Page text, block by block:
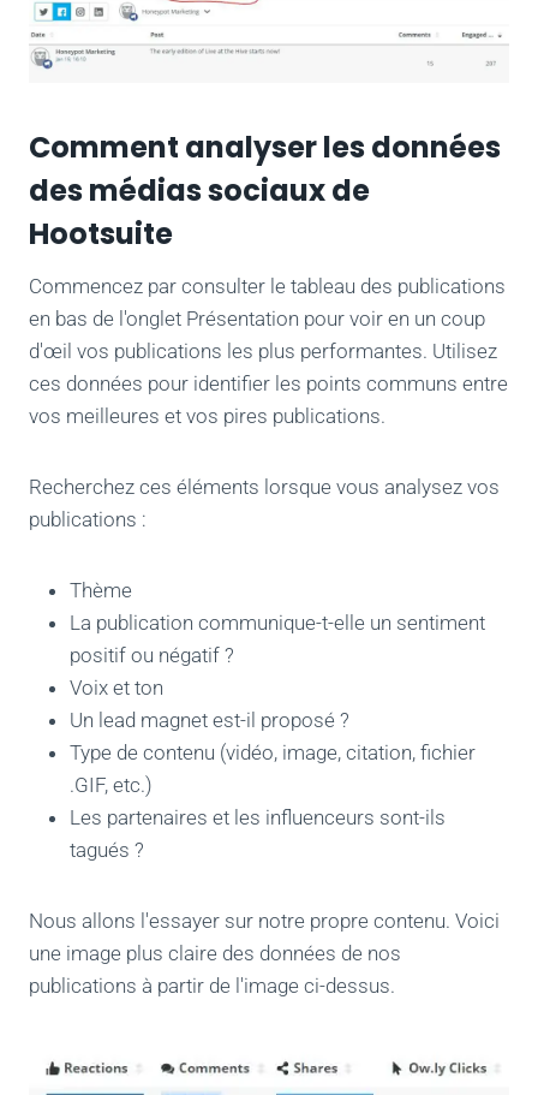
Comment analyser les données
des médias sociaux de
Hootsuite
Commencez par consulter le tableau des publications
en bas de l'onglet Présentation pour voir en un coup
d'œil vos publications les plus performantes. Utilisez
ces données pour identifier les points communs entre
vos meilleures et vos pires publications.
Recherchez ces éléments lorsque vous analysez vos
publications :
Thème
La publication communique-t-elle un sentiment
positif ou négatif ?
Voix et ton
Un lead magnet est-il proposé ?
Type de contenu (vidéo, image, citation, fichier
.GIF, etc.)
Les partenaires et les influenceurs sont-ils
tagués ?
Nous allons l'essayer sur notre propre contenu. Voici
une image plus claire des données de nos
publications à partir de l'image ci-dessus.